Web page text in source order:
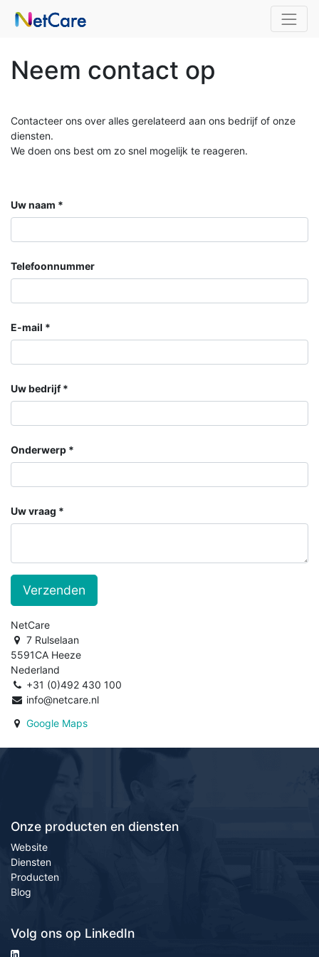
Neem contact op
Contacteer ons over alles gerelateerd aan ons bedrijf of onze
diensten.
We doen ons best om zo snel mogelijk te reageren.
Uw naam
Telefoonnummer
E-mail
Uw bedrijf
Onderwerp
Uw vraag
Verzenden
NetCare
7 Rulselaan
5591CA Heeze
Nederland
+31 (0)492 430 100
info@netcare.nl
Google Maps
Onze producten en diensten
Website
Diensten
Producten
Blog
Volg ons op LinkedIn